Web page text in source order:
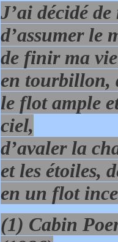
J’ai décidé
d’assumer le
de finir ma
en tourbillon,
le flot ample
ciel,
d’avaler la
et les étoiles,
en un flot
(1) Cabin